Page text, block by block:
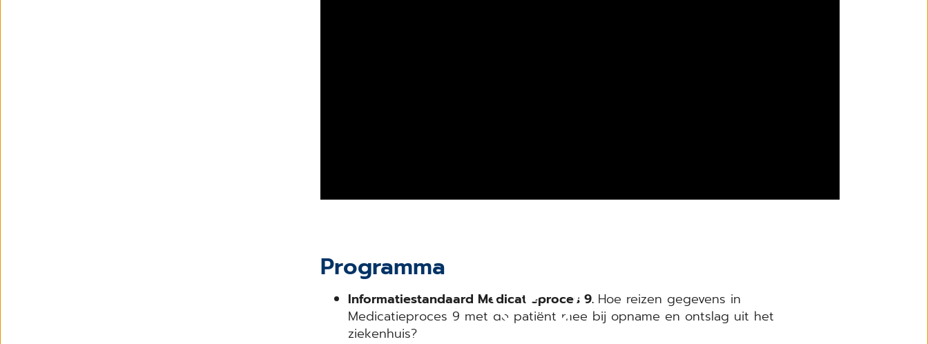
Programma
Informatiestandaard Medicatieproces 9. Hoe reizen gegevens in
Medicatieproces 9 met de patiënt mee bij opname en ontslag uit het
ziekenhuis?